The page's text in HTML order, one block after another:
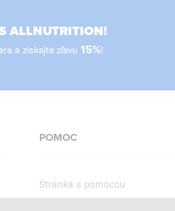
ALLNUTRITION!
a získajte zľavu 15%!
POMOC
Stránka s pomocou